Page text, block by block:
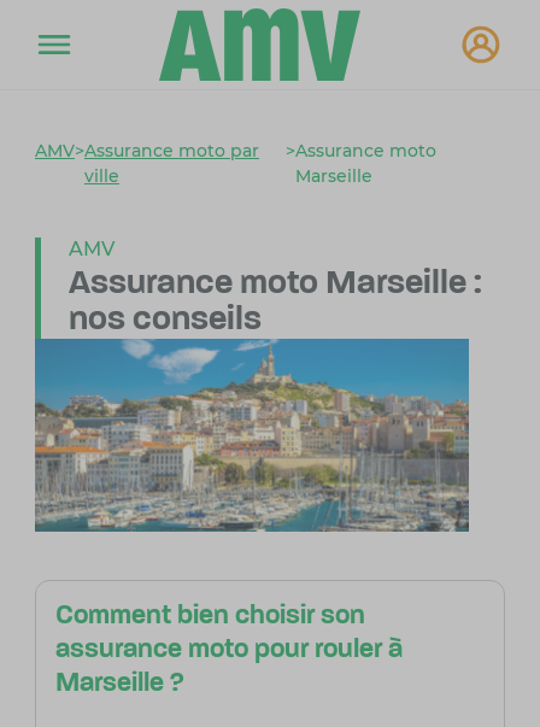
AMV>Assurance moto par
ville
>Assurance moto
Marseille
AMV
Assurance moto Marseille :
nos conseils
Comment bien choisir son
assurance moto pour rouler à
Marseille ?